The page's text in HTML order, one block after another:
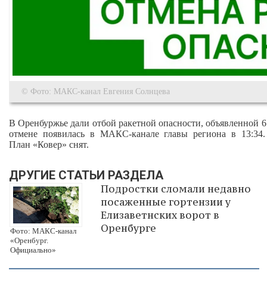
© Фото: МАКС-канал Евгения Солнцева
В Оренбуржье дали отбой ракетной опасности, объявленной
отмене появилась в МАКС-канале главы региона в
План «Ковер» снят.
ДРУГИЕ СТАТЬИ РАЗДЕЛА
Фото: МАКС-канал
«Оренбург.
Официально»
Подростки сломали недавно
посаженные гортензии у
Елизаветнских ворот в
Оренбурге